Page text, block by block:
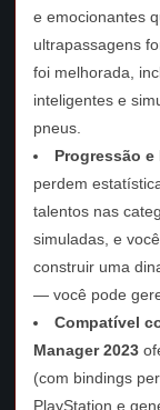
e emocionantes
ultrapassagens
foi melhorada,
inteligentes e
pneus.
Progressão
perdem
talentos nas
simuladas, e
construir uma
— você pode
Compatível
Manager 2023
(com bindings
PlayStation e